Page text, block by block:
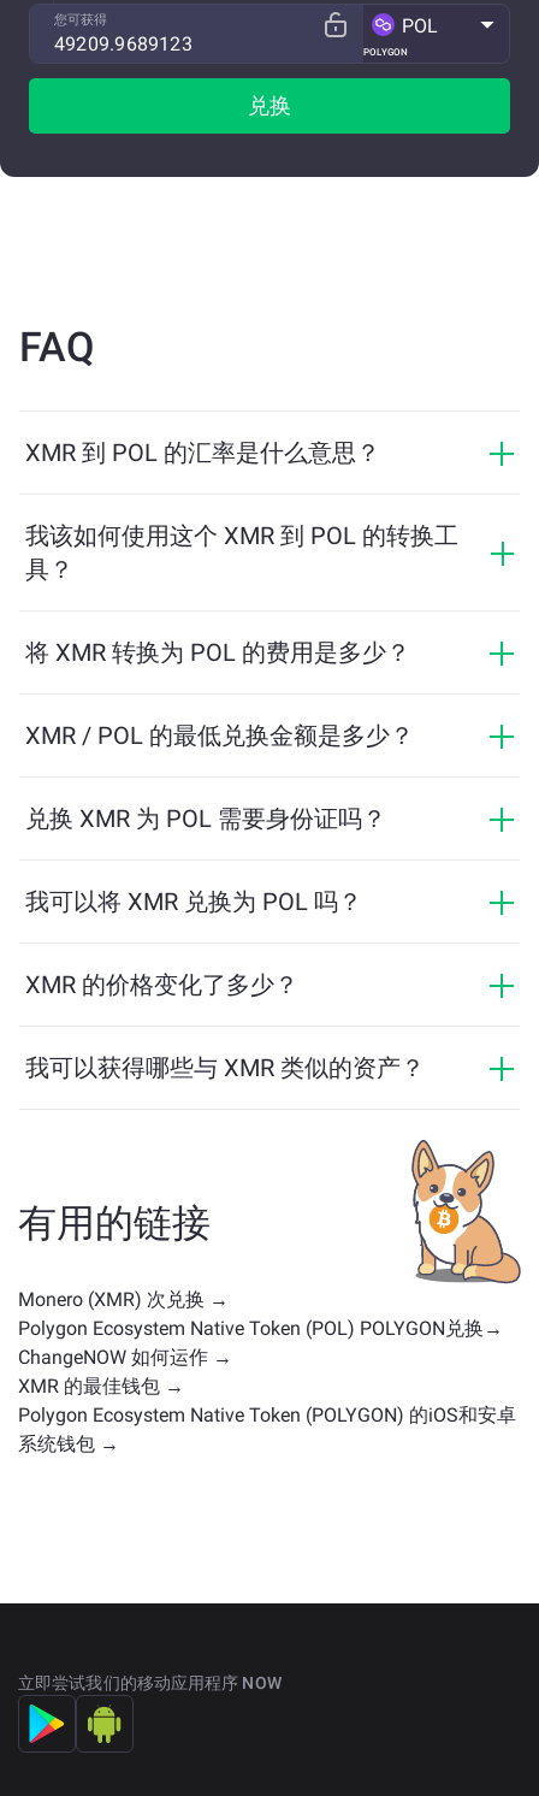
您可获得
POLYGON
POL
兑换
FAQ
XMR 到 POL 的汇率是什么意思？
场行情、供需关系和流动性等因素实时波动。
我该如何使用这个 XMR 到 POL 的转换工
具？
可获得的 POL 数量。然后按照提示步骤完成交易即可。
将 XMR 转换为 POL 的费用是多少？
ChangeNOW 提供具有竞争力的费率，没有隐藏费用，
XMR / POL 的最低兑换金额是多少？
保顺利交易所需的最低金额。但在大多数情况下，最低
兑换 XMR 为 POL 需要身份证吗？
匿名。然而，如果您登录ChangeNOW Pro并完成验证，
我可以将 XMR 兑换为 POL 吗？
XMR，反之亦然。此外，ChangeNOW 还支持多链桥功
XMR 的价格变化了多少？
我可以获得哪些与 XMR 类似的资产？
实用代币、治理币或其他类型。常见的替代方案包括具
有类似用途或市场定位的其他加密货币。请查看主交换
页面上所有可供兑换的资产。
有用的链接
Monero (XMR) 次兑换 →
Polygon Ecosystem Native Token (POL) POLYGON兑换→
ChangeNOW 如何运作 →
XMR 的最佳钱包 →
Polygon Ecosystem Native Token (POLYGON) 的iOS和安卓
系统钱包 →
立即尝试我们的移动应用程序 NOW